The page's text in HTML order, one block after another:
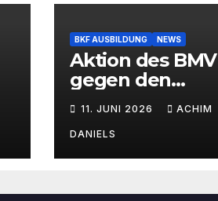
BKF AUSBILDUNG NEWS
Aktion des BMV
gegen den
11. JUNI 2026 ACHIM
DANIELS